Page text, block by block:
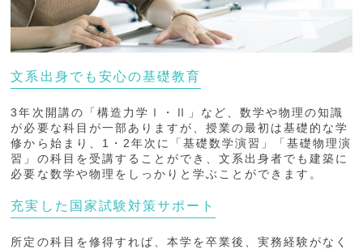
文系出身でも安心の基礎教育
3年次開講の「構造力学Ⅰ・Ⅱ」など、数学や物理の知識
が必要な科目が一部ありますが、授業の最初は基礎的な学
修から始まり、1・2年次に「基礎数学演習」「基礎物理演
習」の科目を受講することができ、文系出身者でも建築に
必要な数学や物理をしっかりと学ぶことができます。
充実した国家試験対策サポート
所定の科目を修得すれば、本学を卒業後、実務経験がなく